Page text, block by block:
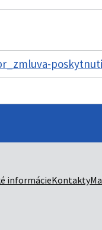
informácieKontakty